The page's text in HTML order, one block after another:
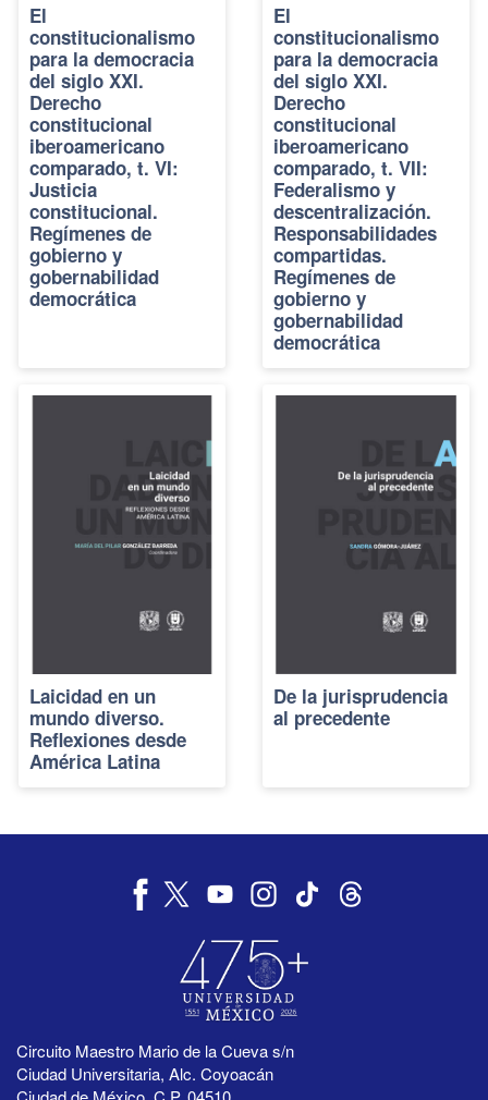
El
constitucionalismo
para la democracia
del siglo XXI.
Derecho
constitucional
iberoamericano
comparado, t. VI:
Justicia
constitucional.
Regímenes de
gobierno y
gobernabilidad
democrática
El
constitucionalismo
para la democracia
del siglo XXI.
Derecho
constitucional
iberoamericano
comparado, t. VII:
Federalismo y
descentralización.
Responsabilidades
compartidas.
Regímenes de
gobierno y
gobernabilidad
democrática
Laicidad en un
mundo diverso.
Reflexiones desde
América Latina
De la jurisprudencia
al precedente
Circuito Maestro Mario de la Cueva s/n
Ciudad Universitaria, Alc. Coyoacán